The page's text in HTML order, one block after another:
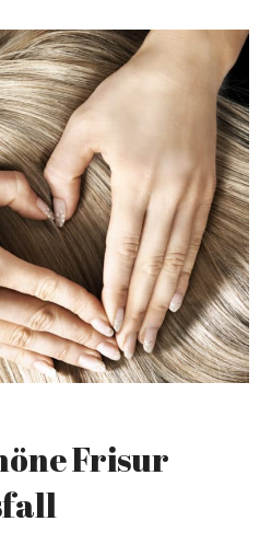
Frisur